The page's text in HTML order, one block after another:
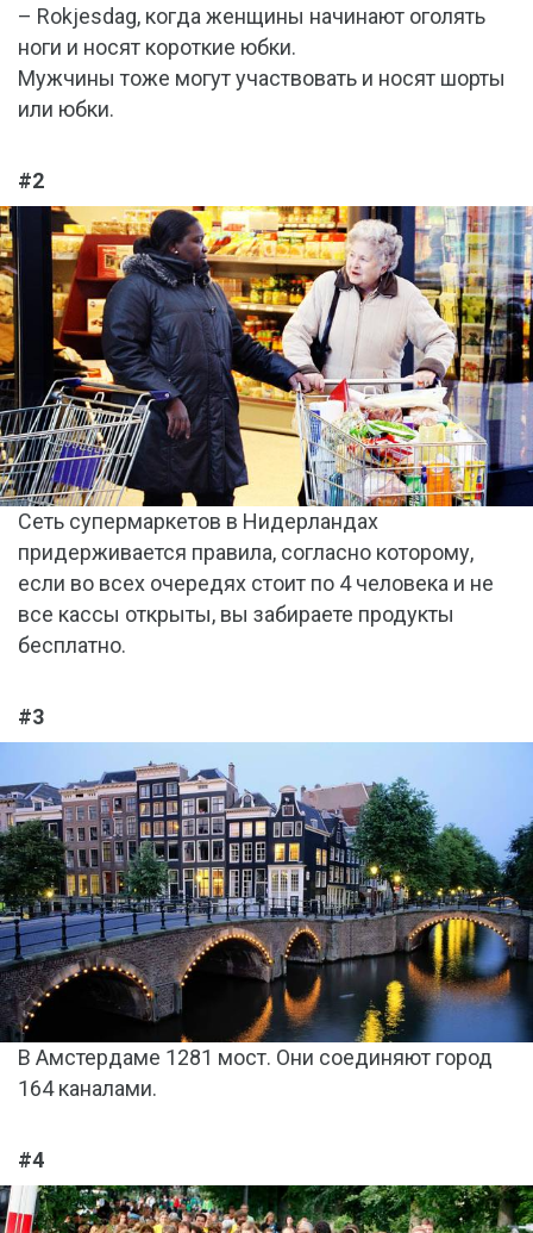
– Rokjesdag, когда женщины начинают оголять
ноги и носят короткие юбки.
Мужчины тоже могут участвовать и носят шорты
или юбки.
#2
Сеть супермаркетов в Нидерландах
придерживается правила, согласно которому,
если во всех очередях стоит по 4 человека и не
все кассы открыты, вы забираете продукты
бесплатно.
#3
В Амстердаме 1281 мост. Они соединяют город
164 каналами.
#4